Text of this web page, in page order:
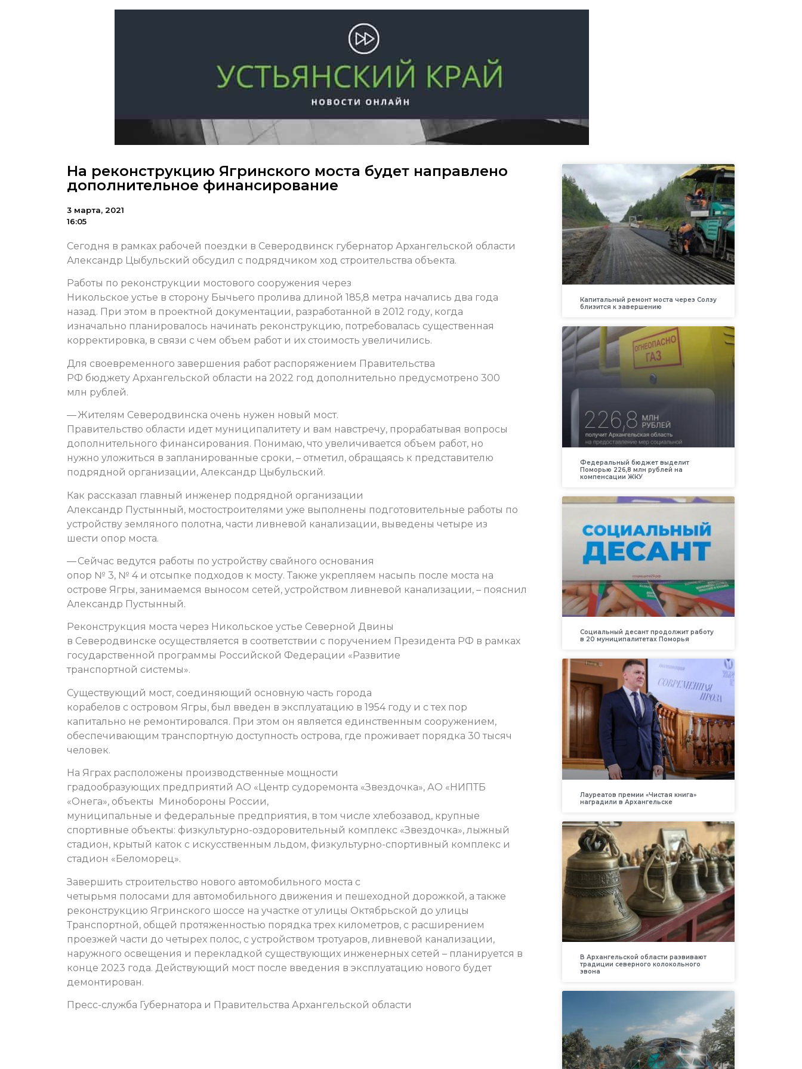
На реконструкцию Ягринского моста будет направлено
дополнительное финансирование
3 марта, 2021
16:05
Сегодня в рамках рабочей поездки в Северодвинск губернатор Архангельской области
Александр Цыбульский обсудил с подрядчиком ход строительства объекта.
Работы по реконструкции мостового сооружения через
Никольское устье в сторону Бычьего пролива длиной 185,8 метра начались два года
назад. При этом в проектной документации, разработанной в 2012 году, когда
изначально планировалось начинать реконструкцию, потребовалась существенная
корректировка, в связи с чем объем работ и их стоимость увеличились.
Для своевременного завершения работ распоряжением Правительства
РФ бюджету Архангельской области на 2022 год дополнительно предусмотрено 300
млн рублей.
— Жителям Северодвинска очень нужен новый мост.
Правительство области идет муниципалитету и вам навстречу, прорабатывая вопросы
дополнительного финансирования. Понимаю, что увеличивается объем работ, но
нужно уложиться в запланированные сроки, – отметил, обращаясь к представителю
подрядной организации, Александр Цыбульский.
Как рассказал главный инженер подрядной организации
Александр Пустынный, мостостроителями уже выполнены подготовительные работы по
устройству земляного полотна, части ливневой канализации, выведены четыре из
шести опор моста.
— Сейчас ведутся работы по устройству свайного основания
опор № 3, № 4 и отсыпке подходов к мосту. Также укрепляем насыпь после моста на
острове Ягры, занимаемся выносом сетей, устройством ливневой канализации, – пояснил
Александр Пустынный.
Реконструкция моста через Никольское устье Северной Двины
в Северодвинске осуществляется в соответствии с поручением Президента РФ в рамках
государственной программы Российской Федерации «Развитие
транспортной системы».
Существующий мост, соединяющий основную часть города
корабелов с островом Ягры, был введен в эксплуатацию в 1954 году и с тех пор
капитально не ремонтировался. При этом он является единственным сооружением,
обеспечивающим транспортную доступность острова, где проживает порядка 30 тысяч
человек.
На Яграх расположены производственные мощности
градообразующих предприятий АО «Центр судоремонта «Звездочка», АО «НИПТБ
«Онега», объекты Минобороны России,
муниципальные и федеральные предприятия, в том числе хлебозавод, крупные
спортивные объекты: физкультурно-оздоровительный комплекс «Звездочка», лыжный
стадион, крытый каток с искусственным льдом, физкультурно-спортивный комплекс и
стадион «Беломорец».
Завершить строительство нового автомобильного моста с
четырьмя полосами для автомобильного движения и пешеходной дорожкой, а также
реконструкцию Ягринского шоссе на участке от улицы Октябрьской до улицы
Транспортной, общей протяженностью порядка трех километров, с расширением
проезжей части до четырех полос, с устройством тротуаров, ливневой канализации,
наружного освещения и перекладкой существующих инженерных сетей – планируется в
конце 2023 года. Действующий мост после введения в эксплуатацию нового будет
демонтирован.
Пресс-служба Губернатора и Правительства Архангельской области
Капитальный ремонт моста через Солзу
близится к завершению
Федеральный бюджет выделит
Поморью 226,8 млн рублей на
компенсации ЖКУ
Социальный десант продолжит работу
в 20 муниципалитетах Поморья
Лауреатов премии «Чистая книга»
наградили в Архангельске
В Архангельской области развивают
традиции северного колокольного
звона